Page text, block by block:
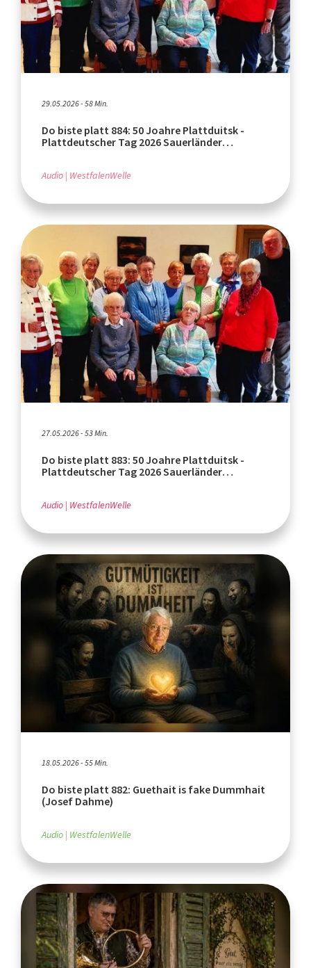
29.05.2026 - 58 Min.
Do biste platt 884: 50 Joahre Plattduitsk -
Plattdeutscher Tag 2026 Sauerländer
Audio WestfalenWelle
27.05.2026 - 53 Min.
Do biste platt 883: 50 Joahre Plattduitsk -
Plattdeutscher Tag 2026 Sauerländer
Audio WestfalenWelle
18.05.2026 - 55 Min.
Do biste platt 882: Guethait is fake Dummhait
(Josef Dahme)
Audio WestfalenWelle